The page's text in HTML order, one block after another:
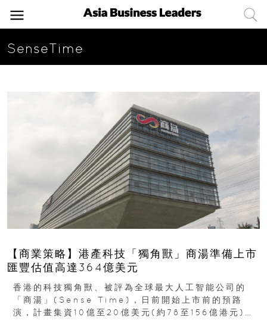
SenseTime
【商業策略】港產科技「獨角獸」商湯準備上市
匯豐估值高達364億美元
香港的科技獨角獸、被評為全球最大人工智能公司的
「商湯」(Sense Time)，日前開始上市前的預路
演，計畫集資10億至20億美元(約78至156億港元)。